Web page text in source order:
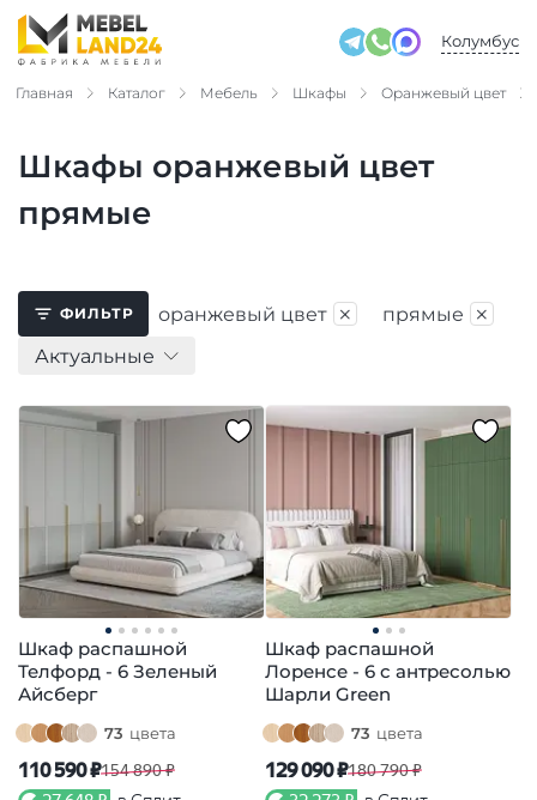
Колумбус
Главная Каталог Мебель Шкафы Оранжевый цвет
Шкафы оранжевый цвет
прямые
ФИЛЬТР оранжевый цвет × прямые ×
Актуальные
Шкаф распашной
Телфорд - 6 Зеленый
Айсберг
73 цвета
110 590 ₽154 890 ₽
Шкаф распашной
Лоренсе - 6 с антресолью
Шарли Green
73 цвета
129 090 ₽180 790 ₽